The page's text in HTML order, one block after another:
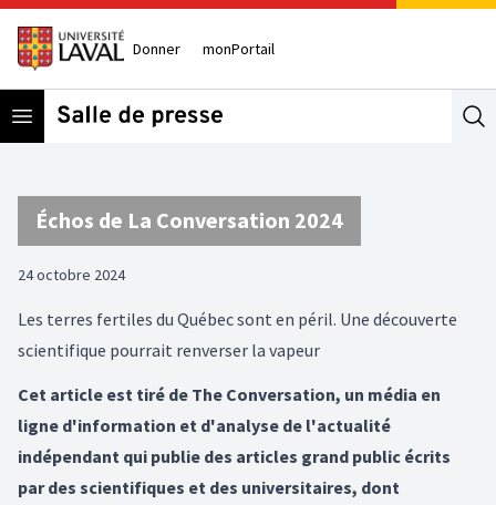
Donner monPortail
Open menu
Échos de La Conversation 2024
24 octobre 2024
Les terres fertiles du Québec sont en péril. Une découverte
scientifique pourrait renverser la vapeur
Cet article est tiré de The Conversation, un média en
ligne d'information et d'analyse de l'actualité
indépendant qui publie des articles grand public écrits
par des scientifiques et des universitaires, dont